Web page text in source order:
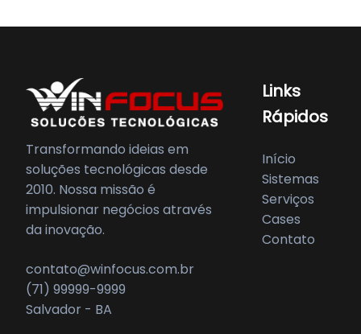
Transformando ideias em
soluções tecnológicas desde
2010. Nossa missão é
impulsionar negócios através
da inovação.
contato@winfocus.com.br
(71) 99999-9999
Salvador - BA
Links
Rápidos
Início
Sistemas
Serviços
Cases
Contato